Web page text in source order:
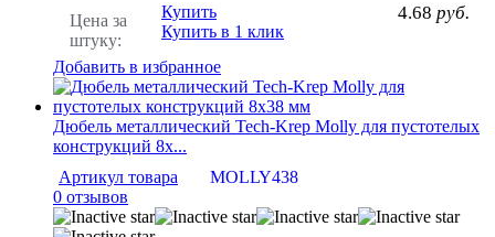
Цена за
штуку:
4.68 руб.
Купить
Купить в 1 клик
Добавить в избранное
Дюбель металлический Tech-Krep Molly для пустотелых
конструкций 8х...
Артикул товара
MOLLY438
0 отзывов